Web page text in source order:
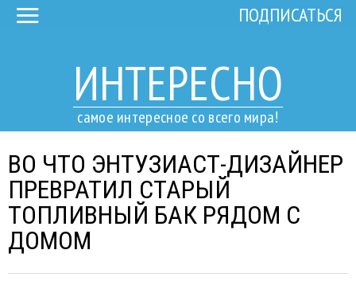
ИНТЕРЕСНО
самое интересное со всего мира!
ПОДПИСАТЬСЯ
ВО ЧТО ЭНТУЗИАСТ-ДИЗАЙНЕР
ПРЕВРАТИЛ СТАРЫЙ
ТОПЛИВНЫЙ БАК РЯДОМ С
ДОМОМ